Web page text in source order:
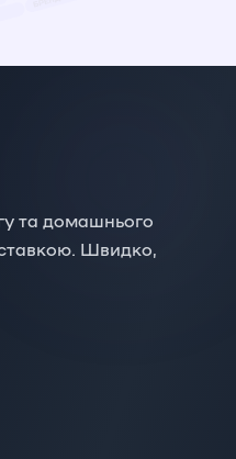
та домашнього
Швидко,